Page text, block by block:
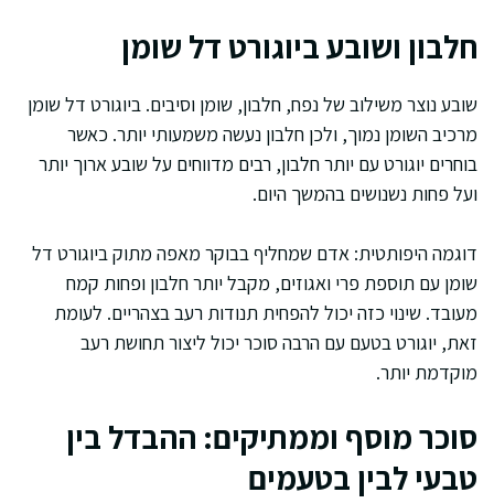
חלבון ושובע ביוגורט דל שומן
שובע נוצר משילוב של נפח, חלבון, שומן וסיבים. ביוגורט דל שומן
מרכיב השומן נמוך, ולכן חלבון נעשה משמעותי יותר. כאשר
בוחרים יוגורט עם יותר חלבון, רבים מדווחים על שובע ארוך יותר
ועל פחות נשנושים בהמשך היום.
דוגמה היפותטית: אדם שמחליף בבוקר מאפה מתוק ביוגורט דל
שומן עם תוספת פרי ואגוזים, מקבל יותר חלבון ופחות קמח
מעובד. שינוי כזה יכול להפחית תנודות רעב בצהריים. לעומת
זאת, יוגורט בטעם עם הרבה סוכר יכול ליצור תחושת רעב
מוקדמת יותר.
סוכר מוסף וממתיקים: ההבדל בין
טבעי לבין בטעמים